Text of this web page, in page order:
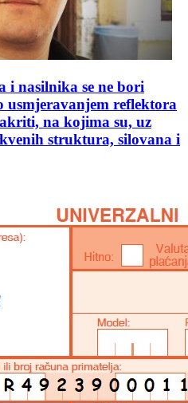
i nasilnika se ne bori
usmjeravanjem reflektora
na kojima su, uz
struktura, silovana i